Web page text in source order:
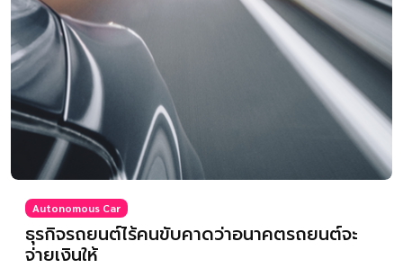
Autonomous Car
ธุรกิจรถยนต์ไร้คนขับคาดว่าอนาคตรถยนต์จะ
จ่ายเงินให้